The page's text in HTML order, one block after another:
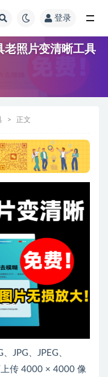
登录
老照片变清晰工具
正文
JPG、JPEG、
传 4000 × 4000 像